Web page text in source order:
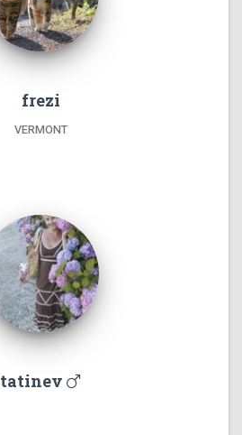
frezi
VERMONT
tatinev